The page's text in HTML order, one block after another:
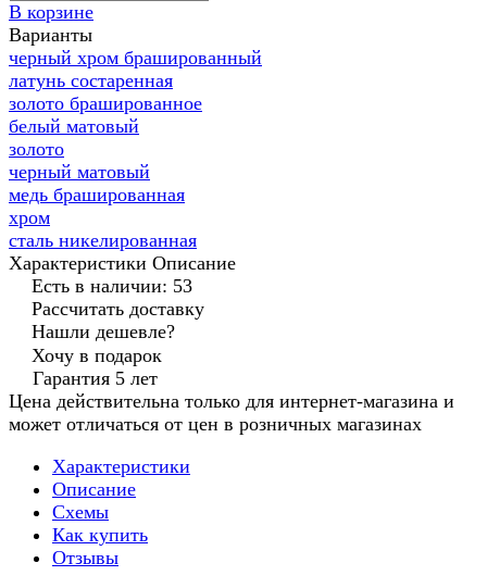
В корзине
Варианты
черный хром брашированный
латунь состаренная
золото брашированное
белый матовый
золото
черный матовый
медь брашированная
хром
сталь никелированная
Характеристики Описание
Есть в наличии: 53
Рассчитать доставку
Нашли дешевле?
Хочу в подарок
Гарантия 5 лет
Цена действительна только для интернет-магазина и
может отличаться от цен в розничных магазинах
Характеристики
Описание
Схемы
Как купить
Отзывы